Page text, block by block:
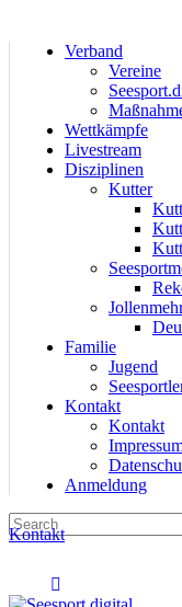
Verband
Vereine
Wettkämpfe
Livestream
Disziplinen
Kutter
Familie
Jugend
Kontakt
Kontakt
Anmeldung
Kontakt